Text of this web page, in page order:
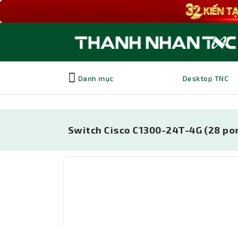
Danh mục Desktop TNC
Switch Cisco C1300-24T-4G (28